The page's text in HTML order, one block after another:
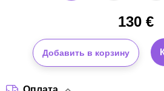
130€
Добавить в корзину